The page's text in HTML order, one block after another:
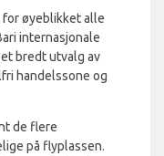
øyeblikket alle
internasjonale
bredt utvalg av
handelssone og
de flere
på flyplassen.